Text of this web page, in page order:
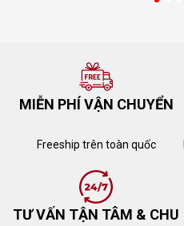
MIỄN PHÍ VẬN CHUYỂN
Freeship trên toàn quốc
TƯ VẤN TẬN TÂM & CHU